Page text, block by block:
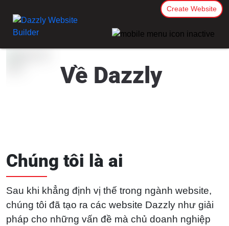
Create Website
Về Dazzly
Chúng tôi là ai
Sau khi khẳng định vị thế trong ngành website,
chúng tôi đã tạo ra các website Dazzly như giải
pháp cho những vấn đề mà chủ doanh nghiệp